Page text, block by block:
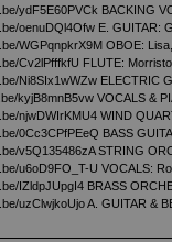
ydF5E60PVCk BACKING
oenuDQl4OfwE. GUITAR:
WGPqnpkrX9MOBOE:
Cv2lPfffkfU FLUTE:
Ni8SIx1wWZwELECTRIC
kyjB8mnB5vwVOCALS &
njwDWIrKMU4WIND
0Cc3CPfPEeQ BASS
v5Q135486zASTRING
u6oD9FO_T-U VOCALS:
IZldpJUpgI4BRASS
uzClwjkoUjoA. GUITAR &